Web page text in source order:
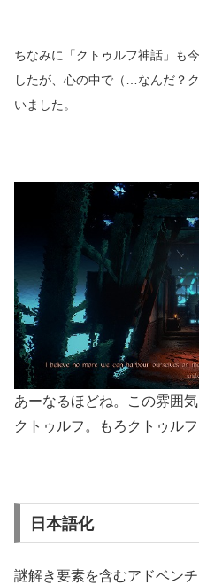
ちなみに「クトゥルフ神話」も
したが、心の中で（…なんだ？
いました。
あーなるほどね。この雰囲
クトゥルフ。もろクトゥルフ
日本語化
謎解き要素を含むアドベン